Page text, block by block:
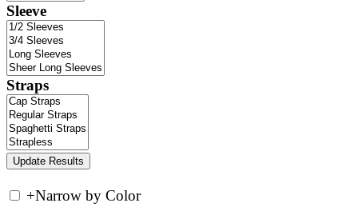
Sleeve
Straps
+Narrow by Color